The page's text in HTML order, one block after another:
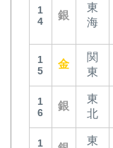
1
4
銀
東
海
1
5
金
関
東
1
6
銀
東
北
1 東